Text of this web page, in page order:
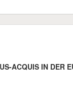
ACQUIS IN DER